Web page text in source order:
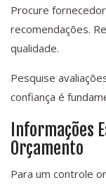
Procure
recomendações.
qualidade.
Pesquise
confiança é
Informações
Orçamento
Para um controle